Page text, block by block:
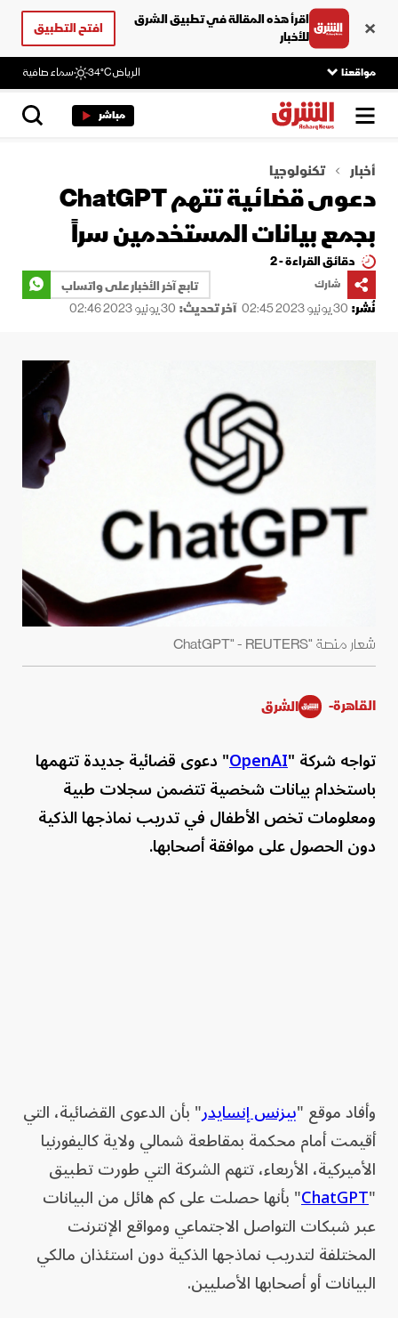
اقرأ هذه المقالة في تطبيق الشرق
للأخبار
افتح التطبيق
مواقعنا الرياض34°C سماء صافية
مباشر
أخبار تكنولوجيا
دعوى قضائية تتهم ChatGPT
بجمع بيانات المستخدمين سراً
دقائق القراءة - 2
شارك
تابع آخر الأخبار على واتساب
نُشر: 30 يونيو 2023 02:45 آخر تحديث: 30 يونيو 2023 02:46
شعار منصة "ChatGPT" - REUTERS
القاهرة- الشرق
تواجه شركة "OpenAI" دعوى قضائية جديدة تتهمها
باستخدام بيانات شخصية تتضمن سجلات طبية
ومعلومات تخص الأطفال في تدريب نماذجها الذكية
دون الحصول على موافقة أصحابها.
وأفاد موقع "بيزنس إنسايدر" بأن الدعوى القضائية، التي
أقيمت أمام محكمة بمقاطعة شمالي ولاية كاليفورنيا
الأميركية، الأربعاء، تتهم الشركة التي طورت تطبيق
"
ChatGPT" بأنها حصلت على كم هائل من البيانات
عبر شبكات التواصل الاجتماعي ومواقع الإنترنت
المختلفة لتدريب نماذجها الذكية دون استئذان مالكي
البيانات أو أصحابها الأصليين.